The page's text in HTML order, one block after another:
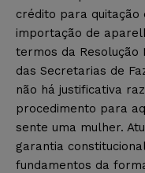
crédito para quitação
importação de
termos da Resolução
das Secretarias de
não há justificativa
procedimento para
sente uma mulher.
garantia
fundamentos da